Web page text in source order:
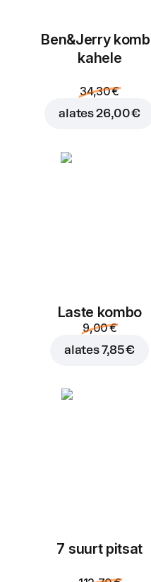
Ben&Jerry
kahele
34,30 €
alates26,00 €
Laste kombo
9,00 €
alates7,85 €
7 suurt pitsat